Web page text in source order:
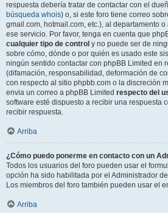
respuesta debería tratar de contactar con el
búsqueda whois) o, si este foro tiene correo
gmail.com, hotmail.com, etc.), al departamento
ese servicio. Por favor, tenga en cuenta que
cualquier tipo de control y no puede ser de
sobre cómo, dónde o por quién es usado este
ningún sentido contactar con phpBB Limited en
(difamación, responsabilidad, deformación de
con respecto al sitio phpbb.com o la discreción
envia un correo a phpBB Limited respecto del
software esté dispuesto a recibir una respuesta
recibir respuesta.
Arriba
¿Cómo puedo ponerme en contacto con un
Todos los usuarios del foro pueden usar el
opción ha sido habilitada por el Administrador
Los miembros del foro también pueden usar el
Arriba